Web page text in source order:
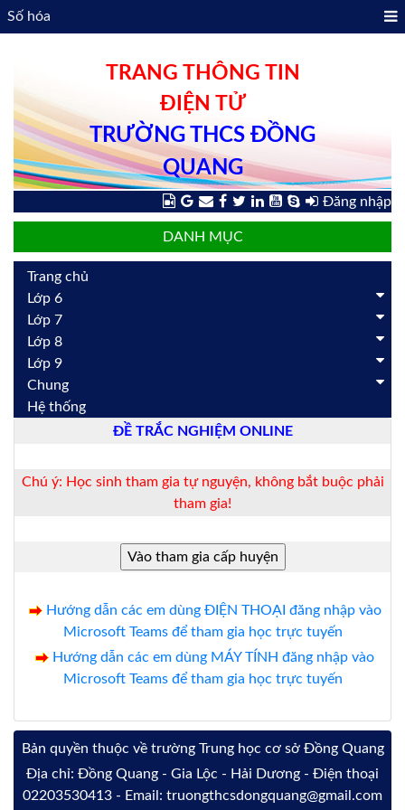
Số hóa
TRANG THÔNG TIN
ĐIỆN TỬ
TRƯỜNG THCS ĐỒNG
QUANG
Đăng nhập
DANH MỤC
Trang chủ
Lớp 6
Lớp 7
Lớp 8
Lớp 9
Chung
Hệ thống
ĐỀ TRẮC NGHIỆM ONLINE
Chú ý: Học sinh tham gia tự nguyện, không bắt buộc phải
tham gia!
Hướng dẫn các em dùng ĐIỆN THOẠI đăng nhập vào
Microsoft Teams để tham gia học trực tuyến
Hướng dẫn các em dùng MÁY TÍNH đăng nhập vào
Microsoft Teams để tham gia học trực tuyến
Bản quyền thuộc về trường Trung học cơ sở Đồng Quang
Địa chỉ: Đồng Quang - Gia Lộc - Hải Dương - Điện thoại
02203530413 - Email: truongthcsdongquang@gmail.com